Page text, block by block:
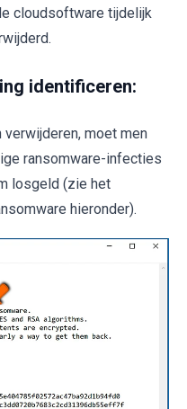
cloudsoftware tijdelijk
identificeren:
moet men
ransomware-infecties
losgeld (zie het
hieronder).